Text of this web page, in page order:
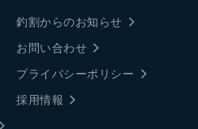
釣割からのお知らせ
お問い合わせ
プライバシーポリシー
採用情報